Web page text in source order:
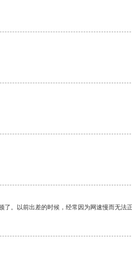
。以前出差的时候，经常因为网速慢而无法